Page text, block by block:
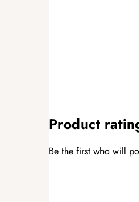
Product
Be the first who will